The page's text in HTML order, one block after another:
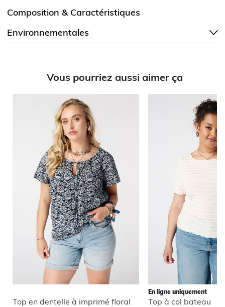
Composition & Caractéristiques
Environnementales
Vous pourriez aussi aimer ça
Top en dentelle à imprimé floral
En ligne uniquement
Top à col bateau